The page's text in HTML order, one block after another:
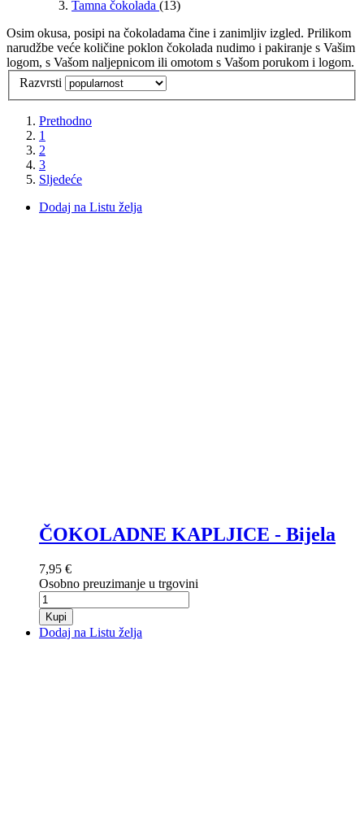
Tamna čokolada (13)
Osim okusa, posipi na čokoladama čine i zanimljiv izgled. Prilikom
narudžbe veće količine poklon čokolada nudimo i pakiranje s Vašim
logom, s Vašom naljepnicom ili omotom s Vašom porukom i logom.
Razvrsti
Prethodno
1
2
3
Sljedeće
Dodaj na Listu želja
ČOKOLADNE KAPLJICE - Bijela
7,95 €
Osobno preuzimanje u trgovini
Kupi
Dodaj na Listu želja